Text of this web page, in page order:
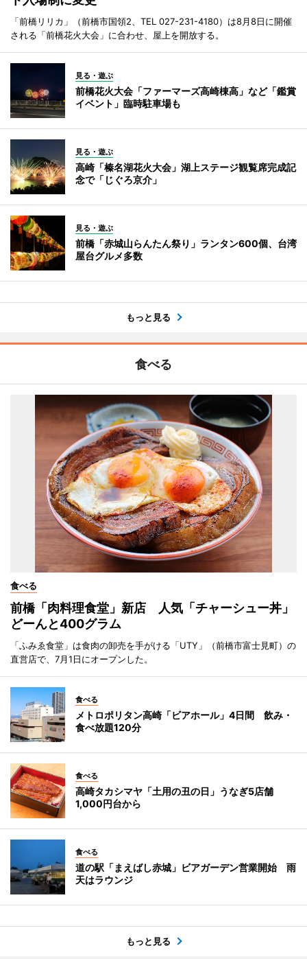
「前橋リリカ」（前橋市国領2、TEL 027-231-4180）は8月8日に開催
される「前橋花火大会」に合わせ、屋上を開放する。
見る・遊ぶ
前橋花火大会「ファーマーズ高崎棟高」など「鑑賞
イベント」臨時駐車場も
見る・遊ぶ
高崎「榛名湖花火大会」湖上ステージ観覧席完成記
念で「じぐろ京介」
見る・遊ぶ
前橋「赤城山らんたん祭り」ランタン600個、台湾
屋台グルメ多数
もっと見る
食べる
食べる
前橋「肉料理食堂」新店 人気「チャーシュー丼」
どーんと400グラム
「ふみゑ食堂」は食肉の卸売を手がける「UTY」（前橋市富士見町）の
直営店で、7月1日にオープンした。
食べる
メトロポリタン高崎「ビアホール」4日間 飲み・
食べ放題120分
食べる
高崎タカシマヤ「土用の丑の日」うなぎ5店舗
1,000円台から
食べる
道の駅「まえばし赤城」ビアガーデン営業開始 雨
天はラウンジ
もっと見る